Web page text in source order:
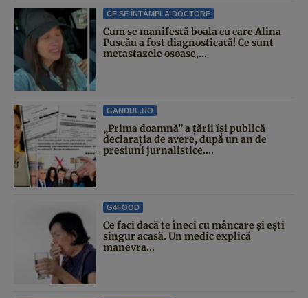
CE SE ÎNTÂMPLĂ DOCTORE
Cum se manifestă boala cu care Alina
Pușcău a fost diagnosticată! Ce sunt
metastazele osoase,...
GANDUL.RO
„Prima doamnă” a țării își publică
declarația de avere, după un an de
presiuni jurnalistice....
G4FOOD
Ce faci dacă te îneci cu mâncare și ești
singur acasă. Un medic explică
manevra...